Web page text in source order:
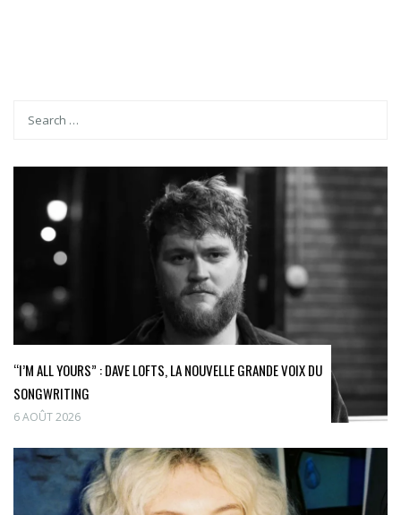
“I’M ALL YOURS” : DAVE LOFTS, LA NOUVELLE GRANDE VOIX DU
SONGWRITING
6 AOÛT 2026